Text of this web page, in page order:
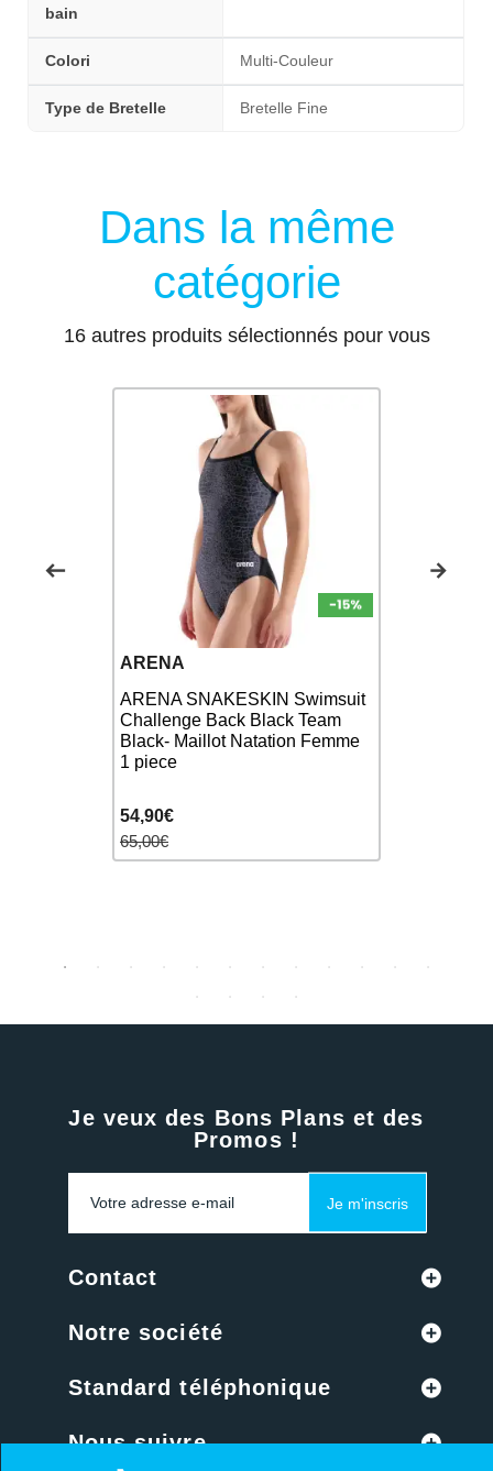
bain
Colori Multi-Couleur
Type de Bretelle Bretelle Fine
Dans la même
catégorie
16 autres produits sélectionnés pour vous
ARENA
ARENA SNAKESKIN Swimsuit
Challenge Back Black Team
Black- Maillot Natation Femme
1 piece
54,90€
65,00€
Je veux des Bons Plans et des
Promos !
Je m'inscris
Contact
Notre société
Standard téléphonique
Nous suivre